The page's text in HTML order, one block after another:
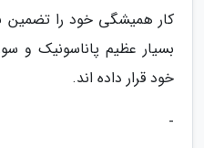
کار همیشگی خود را تضمین
بسیار عظیم پاناسونیک و
خود قرار داده اند.
-